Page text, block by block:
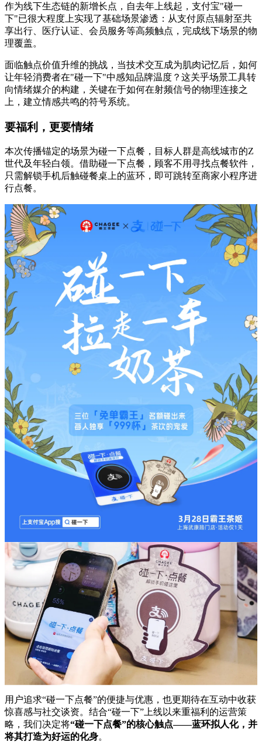
作为线下生态链的新增长点，自去年上线起，支付宝"碰一
下"已很大程度上实现了基础场景渗透：从支付原点辐射至共
享出行、医疗认证、会员服务等高频触点，完成线下场景的物
理覆盖。
面临触点价值升维的挑战，当技术交互成为肌肉记忆后，如何
让年轻消费者在"碰一下"中感知品牌温度？这关乎场景工具转
向情绪媒介的构建，关键在于如何在射频信号的物理连接之
上，建立情感共鸣的符号系统。
要福利，更要情绪
本次传播锚定的场景为碰一下点餐，目标人群是高线城市的Z
世代及年轻白领。借助碰一下点餐，顾客不用寻找点餐软件，
只需解锁手机后触碰餐桌上的蓝环，即可跳转至商家小程序进
行点餐。
用户追求“碰一下点餐”的便捷与优惠，也更期待在互动中收获
惊喜感与社交谈资。结合“碰一下”上线以来重福利的运营策
略，我们决定将“碰一下点餐”的核心触点——蓝环拟人化，并
将其打造为好运的化身。